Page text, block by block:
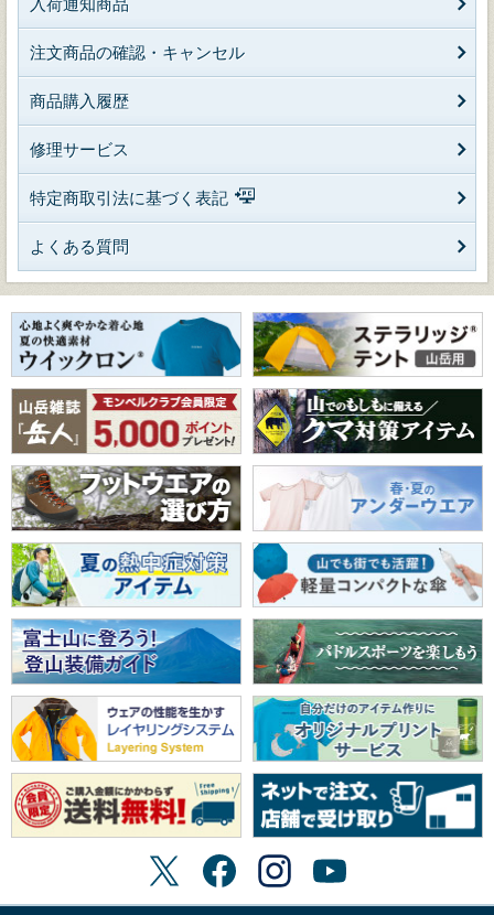
注文商品の確認・キャンセル
商品購入履歴
修理サービス
特定商取引法に基づく表記
よくある質問